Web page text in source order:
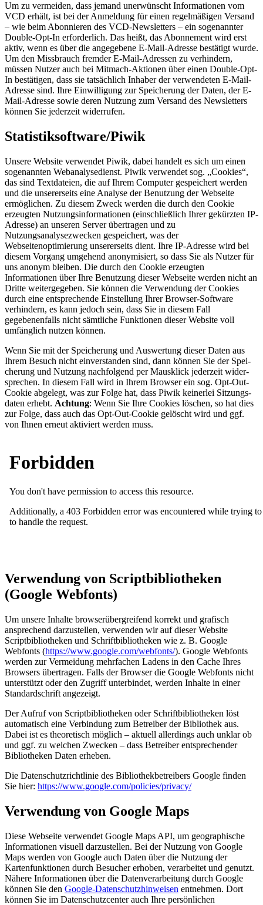
Um zu vermeiden, dass jemand unerwünscht Informationen vom
VCD erhält, ist bei der Anmeldung für einen regelmäßigen Versand
– wie beim Abonnieren des VCD-Newsletters – ein sogenannter
Double-Opt-In erforderlich. Das heißt, das Abonnement wird erst
aktiv, wenn es über die angegebene E-Mail-Adresse bestätigt wurde.
Um den Missbrauch fremder E-Mail-Adressen zu verhindern,
müssen Nutzer auch bei Mitmach-Aktionen über einen Double-Opt-
In bestätigen, dass sie tatsächlich Inhaber der verwendeten E-Mail-
Adresse sind. Ihre Einwilligung zur Speicherung der Daten, der E-
Mail-Adresse sowie deren Nutzung zum Versand des Newsletters
können Sie jederzeit widerrufen.
Statistiksoftware/Piwik
Unsere Website verwendet Piwik, dabei handelt es sich um einen
sogenannten Webanalysedienst. Piwik verwendet sog. „Cookies“,
das sind Textdateien, die auf Ihrem Computer gespeichert werden
und die unsererseits eine Analyse der Benutzung der Webseite
ermöglichen. Zu diesem Zweck werden die durch den Cookie
erzeugten Nutzungsinformationen (einschließlich Ihrer gekürzten IP-
Adresse) an unseren Server übertragen und zu
Nutzungsanalysezwecken gespeichert, was der
Webseitenoptimierung unsererseits dient. Ihre IP-Adresse wird bei
diesem Vorgang umge­hend anony­mi­siert, so dass Sie als Nutzer für
uns anonym bleiben. Die durch den Cookie erzeugten
Informationen über Ihre Benutzung dieser Webseite werden nicht an
Dritte weitergegeben. Sie können die Verwendung der Cookies
durch eine entsprechende Einstellung Ihrer Browser-Software
verhindern, es kann jedoch sein, dass Sie in diesem Fall
gegebenenfalls nicht sämtliche Funktionen dieser Website voll
umfänglich nutzen können.
Wenn Sie mit der Spei­che­rung und Aus­wer­tung die­ser Daten aus
Ihrem Besuch nicht ein­ver­stan­den sind, dann kön­nen Sie der Spei­
che­rung und Nut­zung nachfolgend per Maus­klick jederzeit wider­
spre­chen. In diesem Fall wird in Ihrem Browser ein sog. Opt-Out-
Cookie abgelegt, was zur Folge hat, dass Piwik kei­ner­lei Sit­zungs­
da­ten erhebt. Achtung: Wenn Sie Ihre Cookies löschen, so hat dies
zur Folge, dass auch das Opt-Out-Cookie gelöscht wird und ggf.
von Ihnen erneut aktiviert werden muss.
Verwendung von Scriptbibliotheken
(Google Webfonts)
Um unsere Inhalte browserübergreifend korrekt und grafisch
ansprechend darzustellen, verwenden wir auf dieser Website
Scriptbibliotheken und Schriftbibliotheken wie z. B. Google
Webfonts (https://www.google.com/webfonts/). Google Webfonts
werden zur Vermeidung mehrfachen Ladens in den Cache Ihres
Browsers übertragen. Falls der Browser die Google Webfonts nicht
unterstützt oder den Zugriff unterbindet, werden Inhalte in einer
Standardschrift angezeigt.
Der Aufruf von Scriptbibliotheken oder Schriftbibliotheken löst
automatisch eine Verbindung zum Betreiber der Bibliothek aus.
Dabei ist es theoretisch möglich – aktuell allerdings auch unklar ob
und ggf. zu welchen Zwecken – dass Betreiber entsprechender
Bibliotheken Daten erheben.
Die Datenschutzrichtlinie des Bibliothekbetreibers Google finden
Sie hier: https://www.google.com/policies/privacy/
Verwendung von Google Maps
Diese Webseite verwendet Google Maps API, um geographische
Informationen visuell darzustellen. Bei der Nutzung von Google
Maps werden von Google auch Daten über die Nutzung der
Kartenfunktionen durch Besucher erhoben, verarbeitet und genutzt.
Nähere Informationen über die Datenverarbeitung durch Google
können Sie den Google-Datenschutzhinweisen entnehmen. Dort
können Sie im Datenschutzcenter auch Ihre persönlichen